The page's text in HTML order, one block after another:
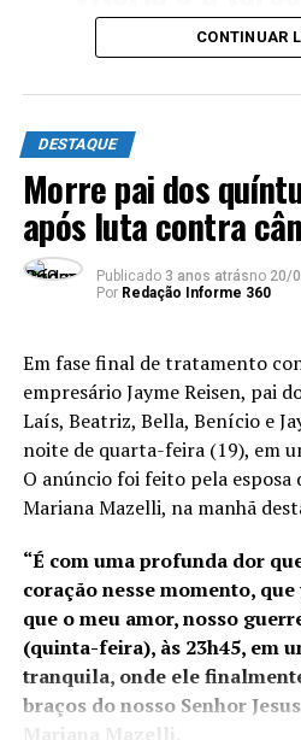
em volume de
e a segunda
médio de
Importação (DI)
Além disso, a
responsável
de 22
recintos
Espírito Santo e
novos projetos
em execução,
da Imetame,
início de
2025. No ano
portos
movimentaram
bilhões em
possível
CONTINUAR
DESTAQUE
Morre pai dos
após luta contra
Publicado 3 anos atrásno 20/
Por Redação Informe 360
Em fase final de tratamento
empresário Jayme Reisen, pai
Laís, Beatriz, Bella, Benício e
noite de quarta-feira (19), em
O anúncio foi feito pela esposa
Mariana Mazelli, na manhã
“É com uma profunda dor
coração nesse momento,
que o meu amor, nosso
(quinta-feira), às 23h45, em
tranquila, onde ele
braços do nosso Senhor
Mariana Mazelli.